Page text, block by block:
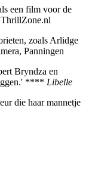
een film voor de
zoals Arlidge
Panningen
Bryndza en
**** Libelle
die haar mannetje